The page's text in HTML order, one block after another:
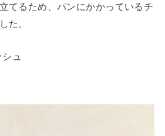
てるため、パンにかかっているチ
た。
ュ